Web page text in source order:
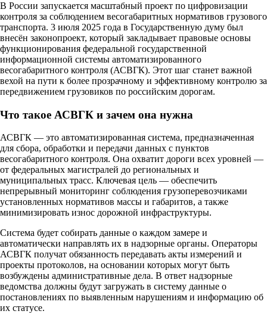
В России запускается масштабный проект по цифровизации
контроля за соблюдением весогабаритных нормативов грузового
транспорта. 3 июля 2025 года в Государственную думу был
внесён законопроект, который закладывает правовые основы
функционирования федеральной государственной
информационной системы автоматизированного
весогабаритного контроля (АСВГК). Этот шаг станет важной
вехой на пути к более прозрачному и эффективному контролю за
передвижением грузовиков по российским дорогам.
Что такое АСВГК и зачем она нужна
АСВГК — это автоматизированная система, предназначенная
для сбора, обработки и передачи данных с пунктов
весогабаритного контроля. Она охватит дороги всех уровней —
от федеральных магистралей до региональных и
муниципальных трасс. Ключевая цель — обеспечить
непрерывный мониторинг соблюдения грузоперевозчиками
установленных нормативов массы и габаритов, а также
минимизировать износ дорожной инфраструктуры.
Система будет собирать данные о каждом замере и
автоматически направлять их в надзорные органы. Операторы
АСВГК получат обязанность передавать акты измерений и
проекты протоколов, на основании которых могут быть
возбуждены административные дела. В ответ надзорные
ведомства должны будут загружать в систему данные о
постановлениях по выявленным нарушениям и информацию об
их статусе.